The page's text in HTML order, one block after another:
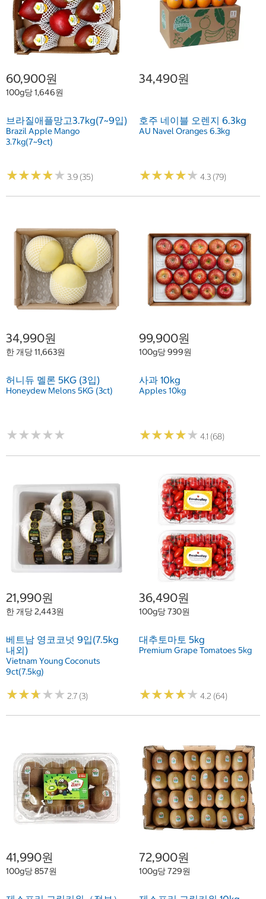
60,900원
100g당 1,646원
브라질애플망고3.7kg(7~9입)
Brazil Apple Mango
3.7kg(7~9ct)
★★★★★
★★★★★ 3.9 (35)
34,490원
호주 네이블 오렌지 6.3kg
AU Navel Oranges 6.3kg
★★★★★
★★★★★ 4.3 (79)
34,990원
한 개당 11,663원
허니듀 멜론 5KG (3입)
Honeydew Melons 5KG (3ct)
★★★★★
★★★★★
99,900원
100g당 999원
사과 10kg
Apples 10kg
★★★★★
★★★★★ 4.1 (68)
21,990원
한 개당 2,443원
베트남 영코코넛 9입(7.5kg
내외)
Vietnam Young Coconuts
9ct(7.5kg)
★★★★★
★★★★★ 2.7 (3)
36,490원
100g당 730원
대추토마토 5kg
Premium Grape Tomatoes 5kg
★★★★★
★★★★★ 4.2 (64)
41,990원
100g당 857원
72,900원
100g당 729원